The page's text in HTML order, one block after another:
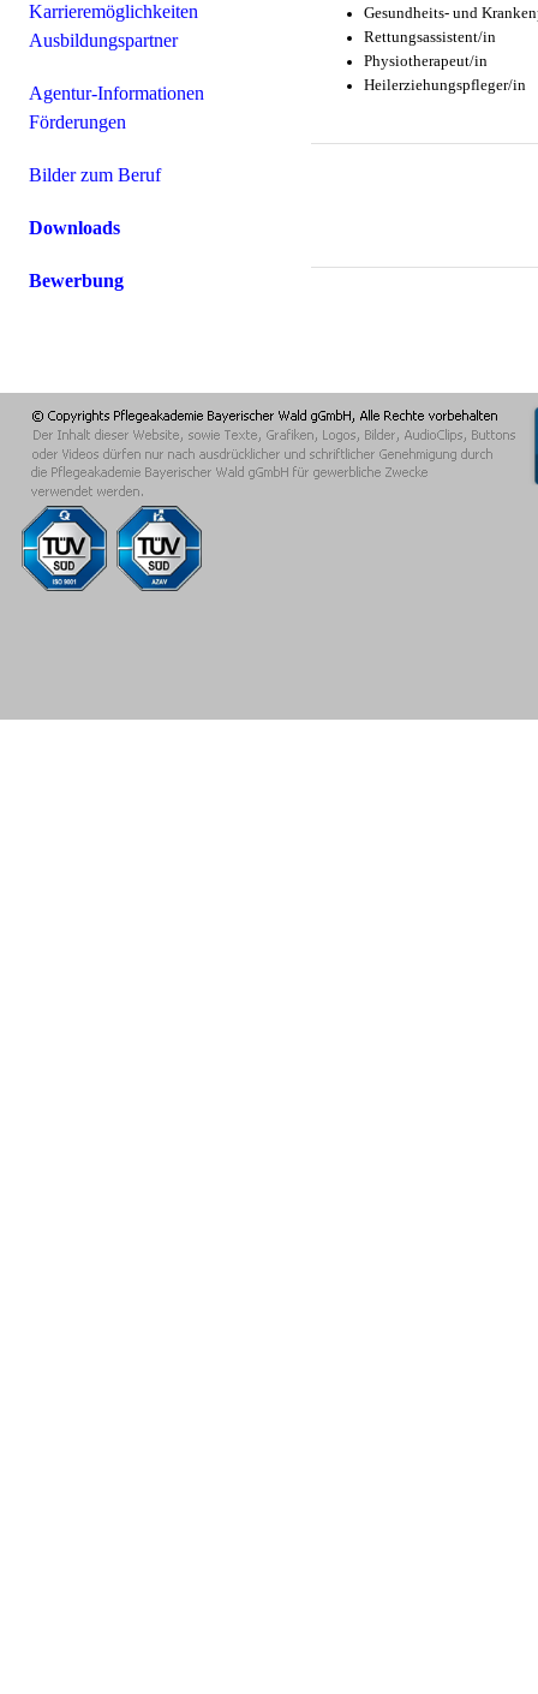
Karrieremöglichkeiten
Ausbildungspartner
Agentur-Informationen
Förderungen
Bilder zum Beruf
Downloads
Bewerbung
Gesundheits- und
Rettungsassistent/in
Physiotherapeut/in
Heilerziehungspfleger/in